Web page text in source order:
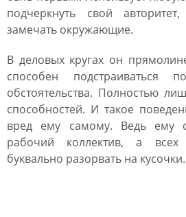
подчеркнуть свой
замечать окружающие.
В деловых кругах он
способен подстраиваться
обстоятельства. Полностью
способностей. И такое
вред ему самому. Ведь ему
рабочий коллектив, а всех
буквально разорвать на кусочки.